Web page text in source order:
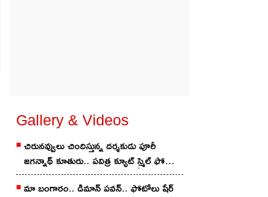
Gallery & Videos
చిరున‌వ్వులు చిందిస్తున్న ద‌ర్శ‌కుడు పూరీ
జ‌గ‌న్నాథ్ కూతురు.. ప‌విత్ర క్యూట్ స్మైల్ ఫోటోలు
వైర‌ల్..
మా బంగారం.. డిమాన్ ప‌వ‌న్.. ఫోటోలు షేర్